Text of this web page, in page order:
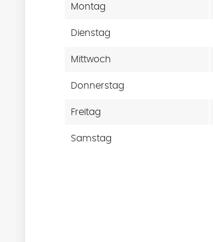
Montag
Dienstag
Mittwoch
Donnerstag
Freitag
Samstag